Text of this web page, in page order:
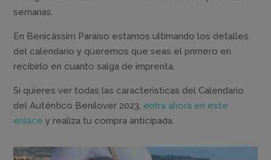
semanas.
En Benicàssim Paraíso estamos ultimando los detalles
del calendario y queremos que seas el primero en
recibirlo en cuanto salga de imprenta.
Si quieres ver todas las características del Calendario
del Auténtico Benilover 2023, entra ahora en este
enlace y realiza tu compra anticipada.